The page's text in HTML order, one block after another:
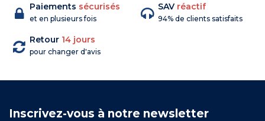
Paiements sécurisés
et en plusieurs fois
SAV réactif
94% de clients satisfaits
Retour 14 jours
pour changer d'avis
Inscrivez-vous à notre newsletter